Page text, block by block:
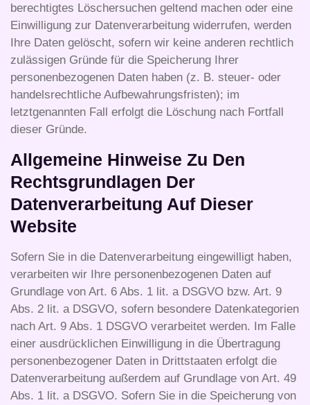
berechtigtes Löschersuchen geltend machen oder eine
Einwilligung zur Datenverarbeitung widerrufen, werden
Ihre Daten gelöscht, sofern wir keine anderen rechtlich
zulässigen Gründe für die Speicherung Ihrer
personenbezogenen Daten haben (z. B. steuer- oder
handelsrechtliche Aufbewahrungsfristen); im
letztgenannten Fall erfolgt die Löschung nach Fortfall
dieser Gründe.
Allgemeine Hinweise Zu Den
Rechtsgrundlagen Der
Datenverarbeitung Auf Dieser
Website
Sofern Sie in die Datenverarbeitung eingewilligt haben,
verarbeiten wir Ihre personenbezogenen Daten auf
Grundlage von Art. 6 Abs. 1 lit. a DSGVO bzw. Art. 9
Abs. 2 lit. a DSGVO, sofern besondere Datenkategorien
nach Art. 9 Abs. 1 DSGVO verarbeitet werden. Im Falle
einer ausdrücklichen Einwilligung in die Übertragung
personenbezogener Daten in Drittstaaten erfolgt die
Datenverarbeitung außerdem auf Grundlage von Art. 49
Abs. 1 lit. a DSGVO. Sofern Sie in die Speicherung von